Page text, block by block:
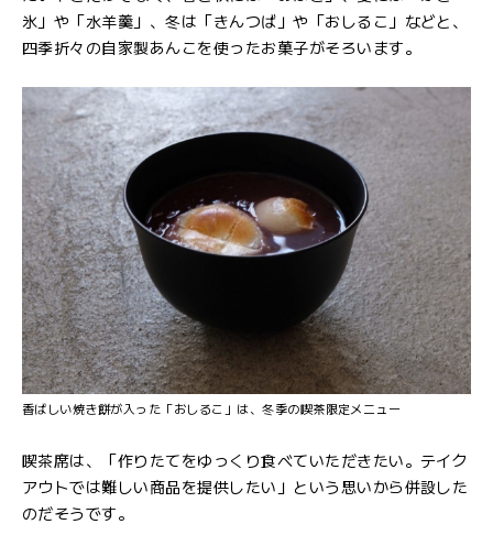
氷」や「水羊羹」、冬は「きんつば」や「おしるこ」などと、
四季折々の自家製あんこを使ったお菓子がそろいます。
香ばしい焼き餅が入った「おしるこ」は、冬季の喫茶限定メニュー
喫茶席は、「作りたてをゆっくり食べていただきたい。テイク
アウトでは難しい商品を提供したい」という思いから併設した
のだそうです。